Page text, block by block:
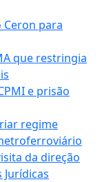
para
que restringia
e prisão
regime
da direção